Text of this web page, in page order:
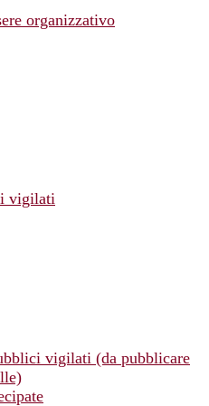
organizzativo
vigilati
vigilati (da pubblicare